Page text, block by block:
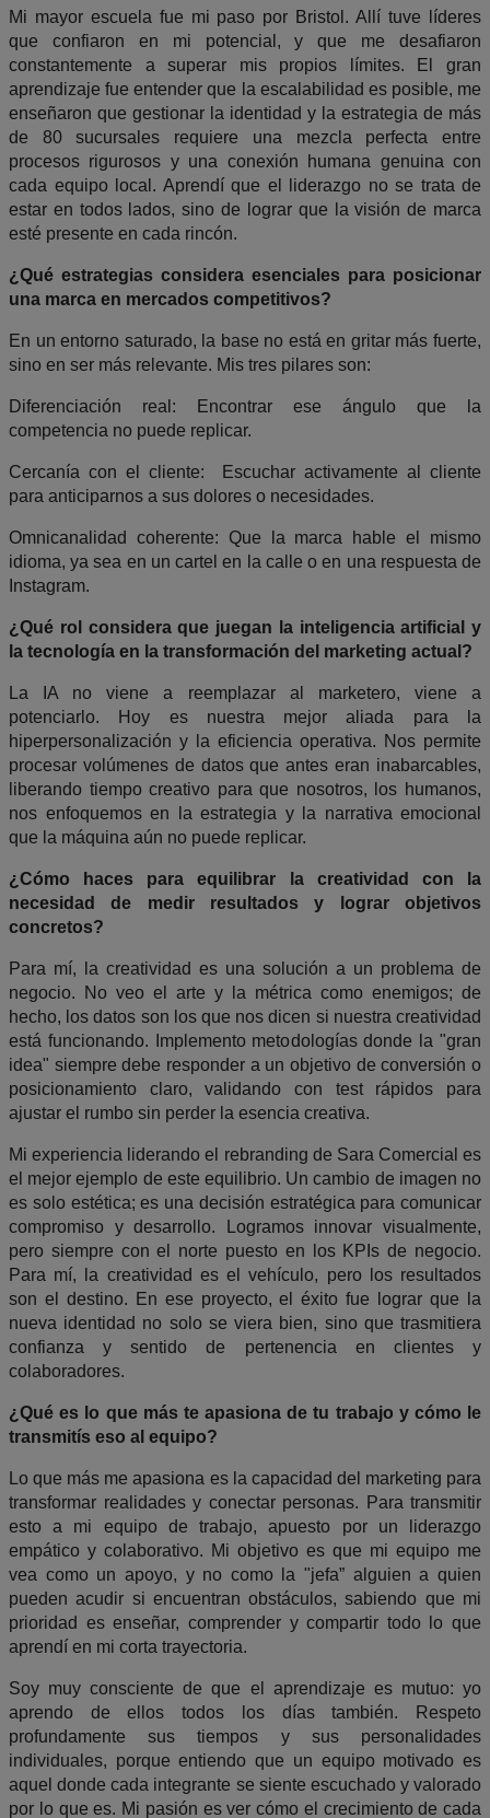
Mi mayor escuela fue mi paso por Bristol. Allí tuve líderes
que confiaron en mi potencial, y que me desafiaron
constantemente a superar mis propios límites. El gran
aprendizaje fue entender que la escalabilidad es posible, me
enseñaron que gestionar la identidad y la estrategia de más
de 80 sucursales requiere una mezcla perfecta entre
procesos rigurosos y una conexión humana genuina con
cada equipo local. Aprendí que el liderazgo no se trata de
estar en todos lados, sino de lograr que la visión de marca
esté presente en cada rincón.
¿Qué estrategias considera esenciales para posicionar
una marca en mercados competitivos?
​En un entorno saturado, la base no está en gritar más fuerte,
sino en ser más relevante. Mis tres pilares son:
​Diferenciación real: Encontrar ese ángulo que la
competencia no puede replicar.
​Cercanía con el cliente:
Escuchar activamente al cliente
para anticiparnos a sus dolores o necesidades.
​Omnicanalidad coherente: Que la marca hable el mismo
idioma, ya sea en un cartel en la calle o en una respuesta de
Instagram.
¿Qué rol considera que juegan la inteligencia artificial y
la tecnología en la transformación del marketing actual?
​La IA no viene a reemplazar al marketero, viene a
potenciarlo. Hoy es nuestra mejor aliada para la
hiperpersonalización y la eficiencia operativa. Nos permite
procesar volúmenes de datos que antes eran inabarcables,
liberando tiempo creativo para que nosotros, los humanos,
nos enfoquemos en la estrategia y la narrativa emocional
que la máquina aún no puede replicar.
¿Cómo haces para equilibrar la creatividad con la
necesidad de medir resultados y lograr objetivos
concretos?
​Para mí, la creatividad es una solución a un problema de
negocio. No veo el arte y la métrica como enemigos; de
hecho, los datos son los que nos dicen si nuestra creatividad
está funcionando. Implemento metodologías donde la "gran
idea" siempre debe responder a un objetivo de conversión o
posicionamiento claro, validando con test rápidos para
ajustar el rumbo sin perder la esencia creativa.
Mi experiencia liderando el rebranding de Sara Comercial es
el mejor ejemplo de este equilibrio. Un cambio de imagen no
es solo estética; es una decisión estratégica para comunicar
compromiso y desarrollo. Logramos innovar visualmente,
pero siempre con el norte puesto en los KPIs de negocio.
Para mí, la creatividad es el vehículo, pero los resultados
son el destino. En ese proyecto, el éxito fue lograr que la
nueva identidad no solo se viera bien, sino que trasmitiera
confianza y sentido de pertenencia en clientes y
colaboradores.
¿Qué es lo que más te apasiona de tu trabajo y cómo le
transmitís eso al equipo?
Lo que más me apasiona es la capacidad del marketing para
transformar realidades y conectar personas. Para transmitir
esto a mi equipo de trabajo, apuesto por un liderazgo
empático y colaborativo. Mi objetivo es que mi equipo me
vea como un apoyo, y no como la "jefa” alguien a quien
pueden acudir si encuentran obstáculos, sabiendo que mi
prioridad es enseñar, comprender y compartir todo lo que
aprendí en mi corta trayectoria.
​Soy muy consciente de que el aprendizaje es mutuo: yo
aprendo de ellos todos los días también. Respeto
profundamente sus tiempos y sus personalidades
individuales, porque entiendo que un equipo motivado es
aquel donde cada integrante se siente escuchado y valorado
por lo que es. Mi pasión es ver cómo el crecimiento de cada